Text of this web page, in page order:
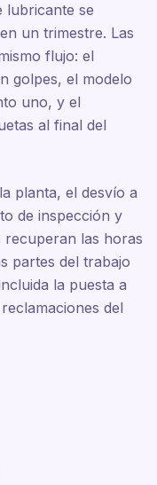
lubricante se
un trimestre. Las
flujo: el
golpes, el modelo
uno, y el
al final del
planta, el desvío a
de inspección y
las horas
partes del trabajo
la puesta a
del